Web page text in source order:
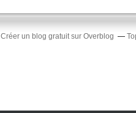
Créer un blog gratuit sur Overblog